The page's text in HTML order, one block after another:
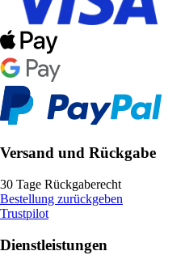
Versand und Rückgabe
30 Tage Rückgaberecht
Bestellung zurückgeben
Trustpilot
Dienstleistungen